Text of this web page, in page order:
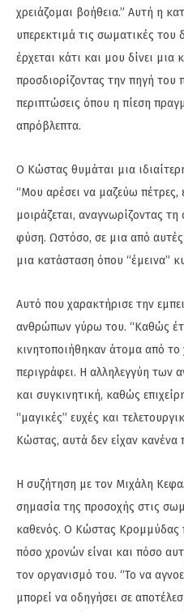
χρειάζομαι βοήθεια.” Αυτή η
υπερεκτιμά τις σωματικές του
έρχεται κάτι και μου δίνει μια
προσδιορίζοντας την πηγή
περιπτώσεις όπου η πίεση
απρόβλεπτα.
Ο Κώστας θυμάται μια
“Μου αρέσει να μαζεύω πέτρες,
μοιράζεται, αναγνωρίζοντας
φύση. Ωστόσο, σε μια από αυτές
μια κατάσταση όπου “έμεινα”
Αυτό που χαρακτήρισε την
ανθρώπων γύρω του. “Καθώς
κινητοποιήθηκαν άτομα από
περιγράφει. Η αλληλεγγύη των
και συγκινητική, καθώς
“μαγικές” ευχές και
Κώστας, αυτά δεν είχαν κανένα
Η συζήτηση με τον Μιχάλη
σημασία της προσοχής στις
καθενός. Ο Κώστας Κρομμύδας
πόσο χρονών είναι και πόσο
τον οργανισμό του. “Το να
μπορεί να οδηγήσει σε